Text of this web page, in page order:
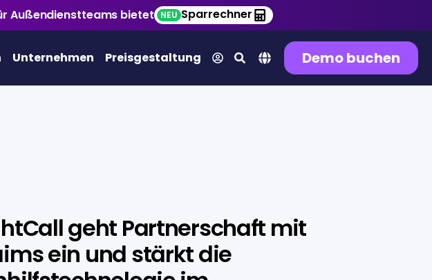
Außendienstteams bietet NEU Sparrechner
Unternehmen Preisgestaltung Demo buchen
geht Partnerschaft mit
ein und stärkt die